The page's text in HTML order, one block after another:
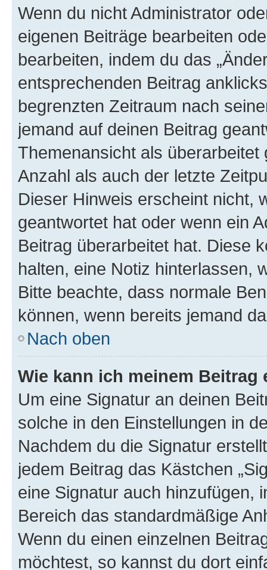
Wenn du nicht Administrator
eigenen Beiträge bearbeiten
bearbeiten, indem du das
entsprechenden Beitrag
begrenzten Zeitraum nach
jemand auf deinen Beitrag
Themenansicht als
Anzahl als auch der letzte
Dieser Hinweis erscheint nicht,
geantwortet hat oder wenn ein
Beitrag überarbeitet hat. Diese
halten, eine Notiz hinterlassen,
Bitte beachte, dass normale
können, wenn bereits jemand
Nach oben
Wie kann ich meinem
Um eine Signatur an deinen
solche in den Einstellungen in
Nachdem du die Signatur
jedem Beitrag das Kästchen
eine Signatur auch hinzufügen,
Bereich das standardmäßige
Wenn du einen einzelnen
möchtest, so kannst du dort